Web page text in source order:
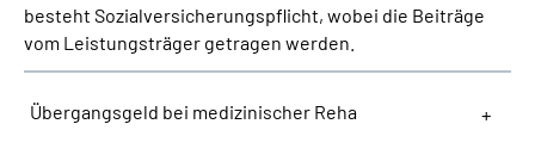
besteht Sozialversicherungspflicht, wobei die Beiträge
vom Leistungsträger getragen werden.
Übergangsgeld bei medizinischer Reha